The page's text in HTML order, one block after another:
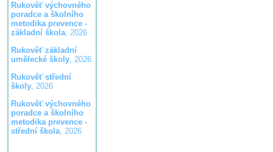
Rukověť výchovného
poradce a školního
metodika prevence -
základní škola, 2026
Rukověť základní
umělecké školy, 2026
Rukověť střední
školy, 2026
Rukověť výchovného
poradce a školního
metodika prevence -
střední škola, 2026